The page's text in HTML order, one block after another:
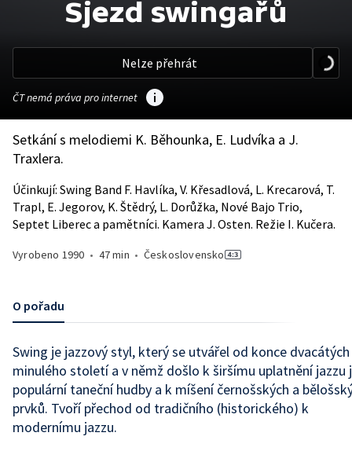
Sjezd swingařů
Nelze přehrát
ČT nemá práva pro internet
Setkání s melodiemi K. Běhounka, E. Ludvíka a J.
Traxlera.
Účinkují: Swing Band F. Havlíka, V. Křesadlová, L. Krecarová, T.
Trapl, E. Jegorov, K. Štědrý, L. Dorůžka, Nové Bajo Trio,
Septet Liberec a pamětníci. Kamera J. Osten. Režie I. Kučera.
Vyrobeno 1990 • 47 min • Československo
O pořadu
Swing je jazzový styl, který se utvářel od konce
minulého století a v němž došlo k širšímu uplatnění jazzu
populární taneční hudby a k míšení černošských a
prvků. Tvoří přechod od tradičního (historického) k
modernímu jazzu.